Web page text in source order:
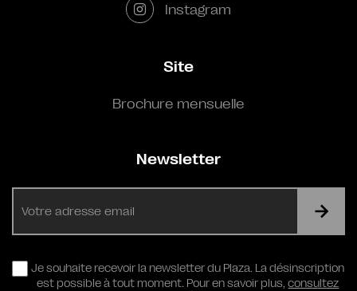
Instagram
Site
Brochure mensuelle
Newsletter
RGPD
Je souhaite recevoir la newsletter du Plaza. La désinscription
est possible à tout moment. Pour en savoir plus,consultez